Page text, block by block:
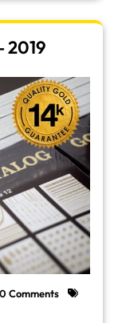
2019
0 Comments